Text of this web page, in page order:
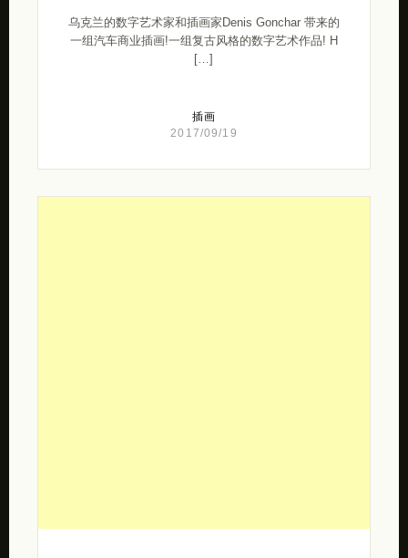
乌克兰的数字艺术家和插画家Denis Gonchar 带来的
一组汽车商业插画!一组复古风格的数字艺术作品! H
[…]
插画
2017/09/19